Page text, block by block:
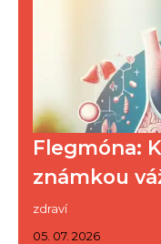
Flegmóna:
známkou
zdraví
05. 07. 2026